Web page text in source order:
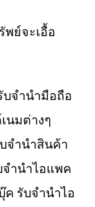
ย์จะเอื้อ
บจำนำมือถือ
นมต่างๆ
จำนำสินค้า
ำนำไอแพค
รับจำนำไอ